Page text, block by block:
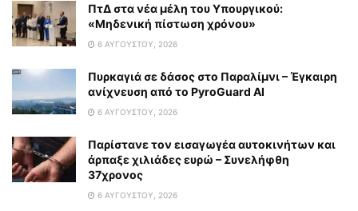
ΠτΔ στα νέα μέλη του Υπουργικού:
«Μηδενική πίστωση χρόνου»
6 ΑΥΓΟΎΣΤΟΥ, 2026
Πυρκαγιά σε δάσος στο Παραλίμνι – Έγκαιρη
ανίχνευση από το PyroGuard AI
6 ΑΥΓΟΎΣΤΟΥ, 2026
Παρίστανε τον εισαγωγέα αυτοκινήτων και
άρπαξε χιλιάδες ευρώ – Συνελήφθη
37χρονος
6 ΑΥΓΟΎΣΤΟΥ, 2026